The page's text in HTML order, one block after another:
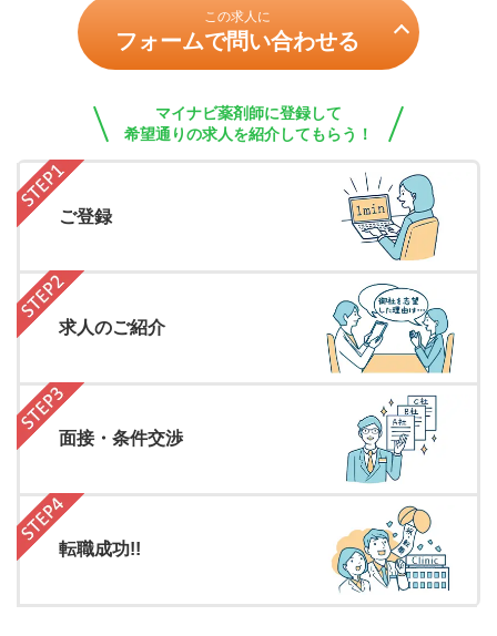
この求人に
フォームで問い合わせる
マイナビ薬剤師に登録して
希望通りの求人を紹介してもらう！
ご登録
求人のご紹介
面接・条件交渉
転職成功!!